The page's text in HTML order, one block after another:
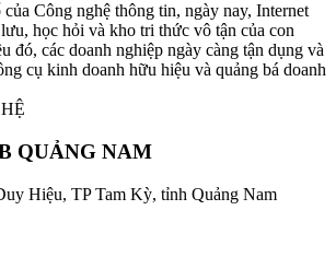
Công nghệ thông tin, ngày nay, Internet
học hỏi và kho tri thức vô tận của con
đó, các doanh nghiệp ngày càng tận dụng và
cụ kinh doanh hữu hiệu và quảng bá doanh
QUẢNG NAM
Hiệu, TP Tam Kỳ, tỉnh Quảng Nam